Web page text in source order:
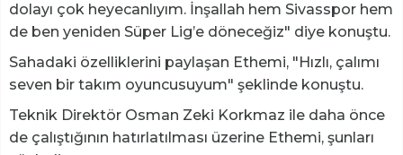
dolayı çok heyecanlıyım. İnşallah hem Sivasspor hem
de ben yeniden Süper Lig’e döneceğiz" diye konuştu.
Sahadaki özelliklerini paylaşan Ethemi, "Hızlı, çalımı
seven bir takım oyuncusuyum" şeklinde konuştu.
Teknik Direktör Osman Zeki Korkmaz ile daha önce
de çalıştığının hatırlatılması üzerine Ethemi, şunları